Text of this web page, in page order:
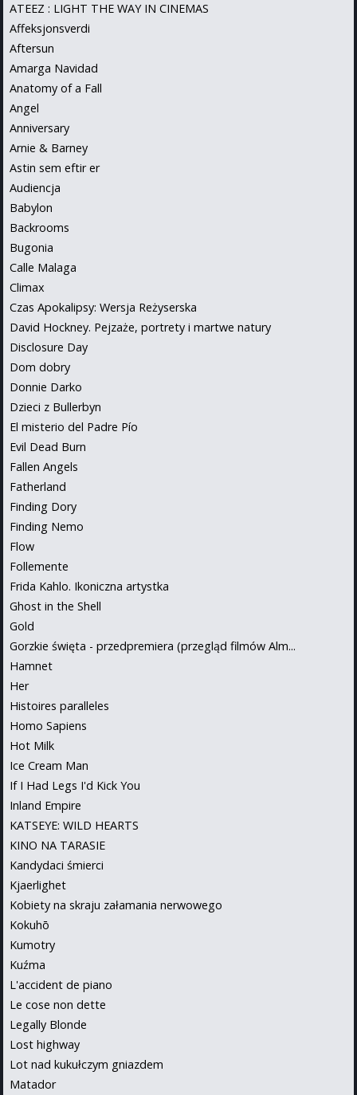
ATEEZ : LIGHT THE WAY IN CINEMAS
Affeksjonsverdi
Aftersun
Amarga Navidad
Anatomy of a Fall
Angel
Anniversary
Arnie & Barney
Astin sem eftir er
Audiencja
Babylon
Backrooms
Bugonia
Calle Malaga
Climax
Czas Apokalipsy: Wersja Reżyserska
David Hockney. Pejzaże, portrety i martwe natury
Disclosure Day
Dom dobry
Donnie Darko
Dzieci z Bullerbyn
El misterio del Padre Pío
Evil Dead Burn
Fallen Angels
Fatherland
Finding Dory
Finding Nemo
Flow
Follemente
Frida Kahlo. Ikoniczna artystka
Ghost in the Shell
Gold
Gorzkie święta - przedpremiera (przegląd filmów Alm...
Hamnet
Her
Histoires paralleles
Homo Sapiens
Hot Milk
Ice Cream Man
If I Had Legs I'd Kick You
Inland Empire
KATSEYE: WILD HEARTS
KINO NA TARASIE
Kandydaci śmierci
Kjaerlighet
Kobiety na skraju załamania nerwowego
Kokuhō
Kumotry
Kuźma
L'accident de piano
Le cose non dette
Legally Blonde
Lost highway
Lot nad kukułczym gniazdem
Matador